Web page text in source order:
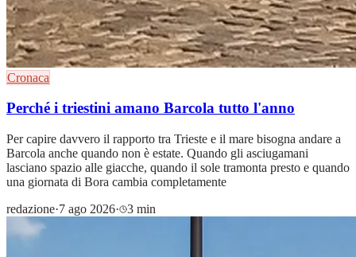
Cronaca
Perché i triestini amano Barcola tutto l'anno
Per capire davvero il rapporto tra Trieste e il mare bisogna andare a
Barcola anche quando non è estate. Quando gli asciugamani
lasciano spazio alle giacche, quando il sole tramonta presto e quando
una giornata di Bora cambia completamente
redazione·7 ago 2026· 3 min